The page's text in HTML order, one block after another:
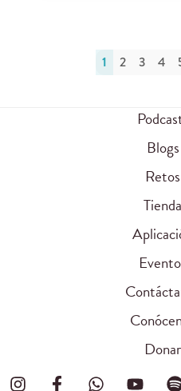
1 2 3 4
Blogs
Retos
Tienda
Donar